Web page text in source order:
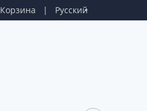
Русский
|
Корзина